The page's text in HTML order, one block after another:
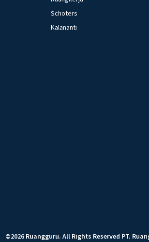
Schoters
Kalananti
©2026 Ruangguru. All Rights Reserved PT.